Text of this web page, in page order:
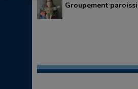
Groupement